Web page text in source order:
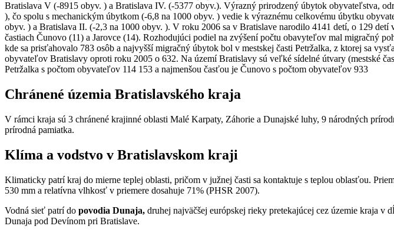
Bratislava V (-8915 obyv. ) a Bratislava IV. (-5377 obyv.). Výrazný prirodzený úbytok obyvateľstva,
), čo spolu s mechanickým úbytkom (-6,8 na 1000 obyv. ) vedie k výraznému celkovému úbytku
obyv. ) a Bratislava II. (-2,3 na 1000 obyv. ). V roku 2006 sa v Bratislave narodilo 4141 detí, o 129
častiach Čunovo (11) a Jarovce (14). Rozhodujúci podiel na zvýšení počtu obavyteľov mal migračný
kde sa prisťahovalo 783 osôb a najvyšší migračný úbytok bol v mestskej časti Petržalka, z ktorej sa
obyvateľov Bratislavy oproti roku 2005 o 632. Na území Bratislavy sú veľké sídelné útvary (mestské
Petržalka s počtom obyvateľov 114 153 a najmenšou časťou je Čunovo s počtom obyvateľov 933
Chránené územia Bratislavského kraja
V rámci kraja sú 3 chránené krajinné oblasti Malé Karpaty, Záhorie a Dunajské luhy, 9 národných
prírodná pamiatka.
Klíma a vodstvo v Bratislavskom kraji
Klimaticky patrí kraj do mierne teplej oblasti, pričom v južnej časti sa kontaktuje s teplou oblasťou.
530 mm a relatívna vlhkosť v priemere dosahuje 71% (PHSR 2007).
Vodná sieť patrí do povodia Dunaja, druhej najväčšej európskej rieky pretekajúcej cez územie kraja
Dunaja pod Devínom pri Bratislave.